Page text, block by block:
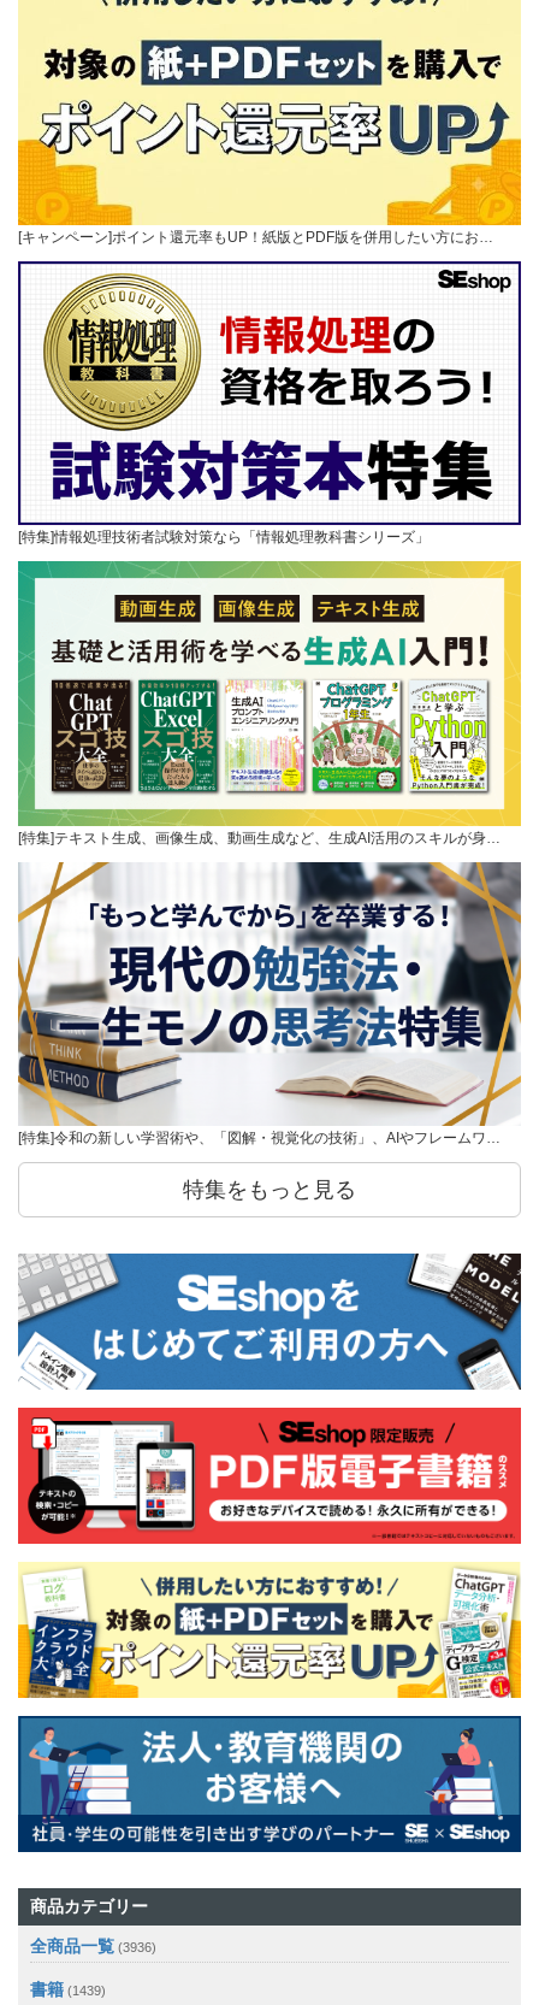
[キャンペーン]ポイント還元率もUP！紙版とPDF版を併用したい方にお…
[特集]情報処理技術者試験対策なら「情報処理教科書シリーズ」
[特集]テキスト生成、画像生成、動画生成など、生成AI活用のスキルが身…
[特集]令和の新しい学習術や、「図解・視覚化の技術」、AIやフレームワ…
特集をもっと見る
商品カテゴリー
全商品一覧 (3936)
書籍 (1439)